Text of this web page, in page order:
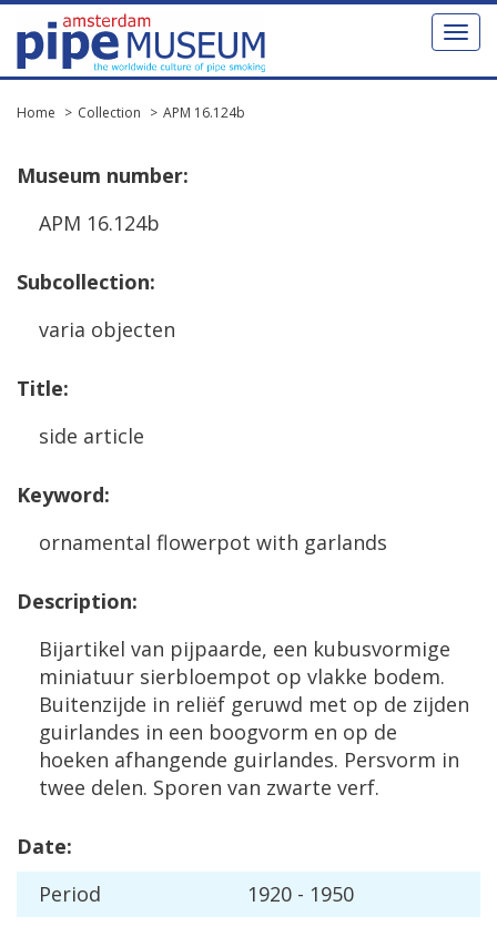
Toggle
Home Collection APM 16.124b
Museum number:
APM 16.124b
Subcollection:
varia objecten
Title:
side article
Keyword:
ornamental flowerpot with garlands
Description:
Bijartikel van pijpaarde, een kubusvormige
miniatuur sierbloempot op vlakke bodem.
Buitenzijde in reliëf geruwd met op de zijden
guirlandes in een boogvorm en op de
hoeken afhangende guirlandes. Persvorm in
twee delen. Sporen van zwarte verf.
Date:
Period
1920 - 1950